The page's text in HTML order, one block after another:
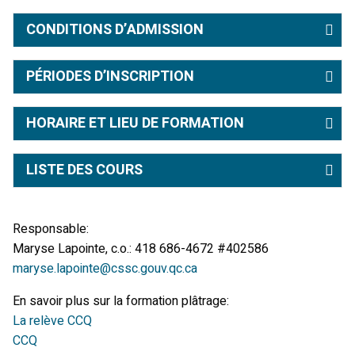
CONDITIONS D’ADMISSION
PÉRIODES D’INSCRIPTION
HORAIRE ET LIEU DE FORMATION
LISTE DES COURS
Responsable:
Maryse Lapointe, c.o.: 418 686-4672 #402586
maryse.lapointe@cssc.gouv.qc.ca
En savoir plus sur la formation plâtrage:
La relève CCQ
CCQ